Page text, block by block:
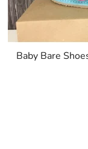
Baby Bare